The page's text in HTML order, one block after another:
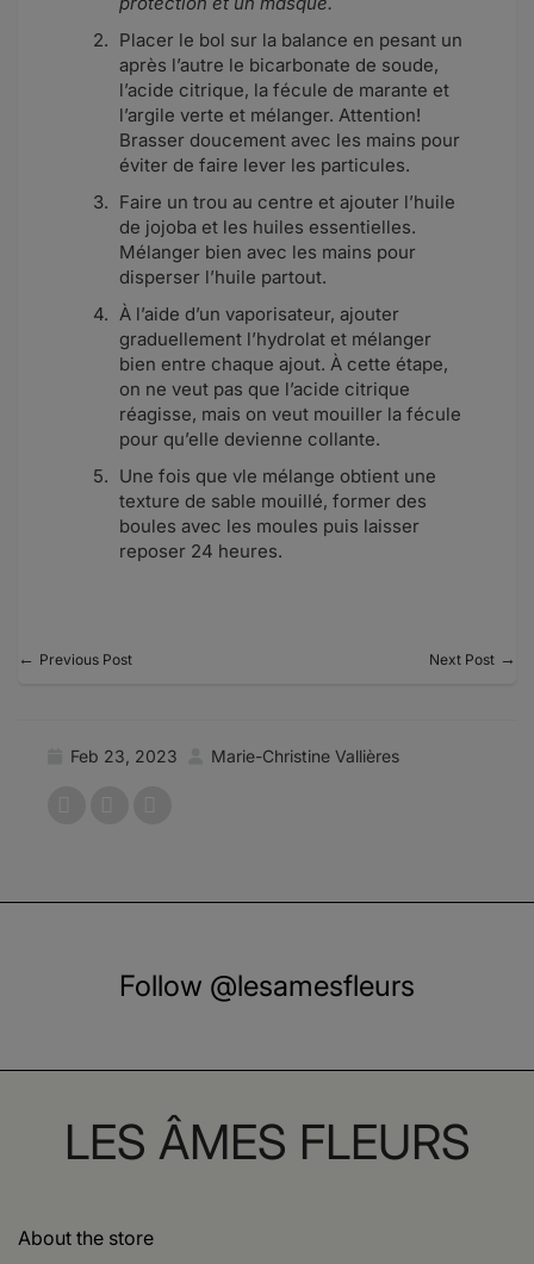
Placer le bol sur la balance en pesant un
après l’autre le bicarbonate de soude,
l’acide citrique, la fécule de marante et
l’argile verte et mélanger. Attention!
Brasser doucement avec les mains pour
éviter de faire lever les particules.
Faire un trou au centre et ajouter l’huile
de jojoba et les huiles essentielles.
Mélanger bien avec les mains pour
disperser l’huile partout.
À l’aide d’un vaporisateur, ajouter
graduellement l’hydrolat et mélanger
bien entre chaque ajout. À cette étape,
on ne veut pas que l’acide citrique
réagisse, mais on veut mouiller la fécule
pour qu’elle devienne collante.
Une fois que vle mélange obtient une
texture de sable mouillé, former des
boules avec les moules puis laisser
reposer 24 heures.
← Previous Post Next Post →
Feb 23, 2023 Marie-Christine Vallières
Follow @lesamesfleurs
LES ÂMES FLEURS
About the store